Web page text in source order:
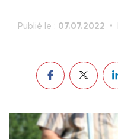
Publié le : 07.07.2022